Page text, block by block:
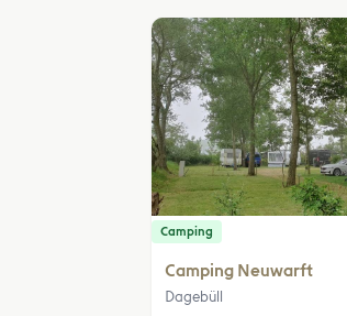
Camping
Camping Neuwarft
Dagebüll